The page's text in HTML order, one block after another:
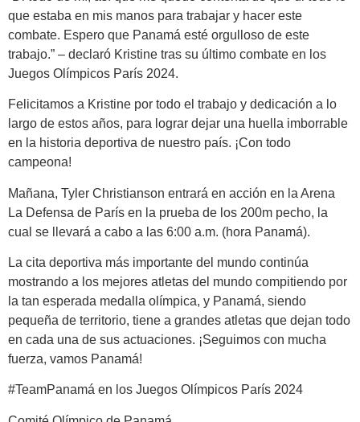
que estaba en mis manos para trabajar y hacer este
combate. Espero que Panamá esté orgulloso de este
trabajo.” – declaró Kristine tras su último combate en los
Juegos Olímpicos París 2024.
Felicitamos a Kristine por todo el trabajo y dedicación a lo
largo de estos años, para lograr dejar una huella imborrable
en la historia deportiva de nuestro país. ¡Con todo
campeona!
Mañana, Tyler Christianson entrará en acción en la Arena
La Defensa de París en la prueba de los 200m pecho, la
cual se llevará a cabo a las 6:00 a.m. (hora Panamá).
La cita deportiva más importante del mundo continúa
mostrando a los mejores atletas del mundo compitiendo por
la tan esperada medalla olímpica, y Panamá, siendo
pequeña de territorio, tiene a grandes atletas que dejan todo
en cada una de sus actuaciones. ¡Seguimos con mucha
fuerza, vamos Panamá!
#TeamPanamá en los Juegos Olímpicos París 2024